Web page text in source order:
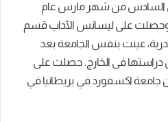
السادس من شهر مارس عام
وحصلت على ليسانس الآداب قسم
عينت بنفس الجامعة بعد
دراستها فى الخارج. حصلت على
جامعة اكسفورد في بريطانيا في